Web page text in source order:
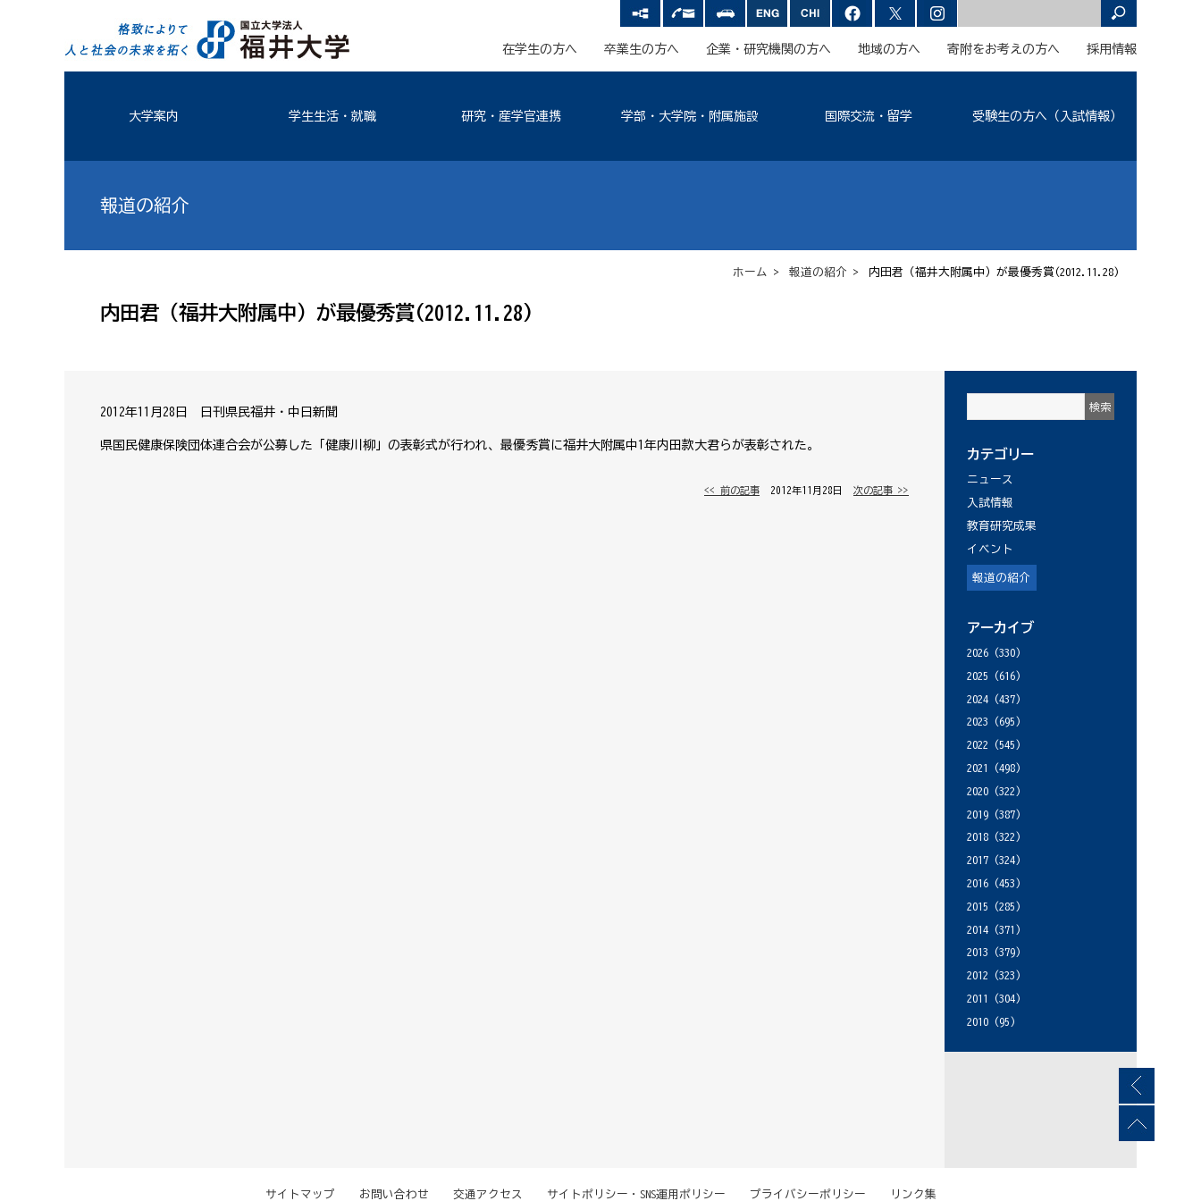
在学生の方へ 卒業生の方へ 企業・研究機関の方へ 地域の方へ 寄附をお考えの方へ 採用情報
大学案内 学生生活・就職 研究・産学官連携 学部・大学院・附属施設 国際交流・留学 受験生の方へ（入試情報）
報道の紹介
ホーム > 報道の紹介 > 内田君（福井大附属中）が最優秀賞(2012.11.28)
内田君（福井大附属中）が最優秀賞(2012.11.28)
2012年11月28日 日刊県民福井・中日新聞
県国民健康保険団体連合会が公募した「健康川柳」の表彰式が行われ、最優秀賞に福井大附属中1年内田款大君らが表彰された。
<< 前の記事 │ 2012年11月28日 │ 次の記事 >>
カテゴリー
ニュース
入試情報
教育研究成果
イベント
報道の紹介
アーカイブ
2026 (330)
2025 (616)
2024 (437)
2023 (695)
2022 (545)
2021
(498)
2020 (322)
2019 (387)
2018 (322)
2017 (324)
2016 (453)
2015 (285)
2014 (371)
2013 (379)
2012 (323)
2011
(304)
2010 (95)
サイトマップ お問い合わせ 交通アクセス サイトポリシー・SNS運用ポリシー プライバシーポリシー リンク集